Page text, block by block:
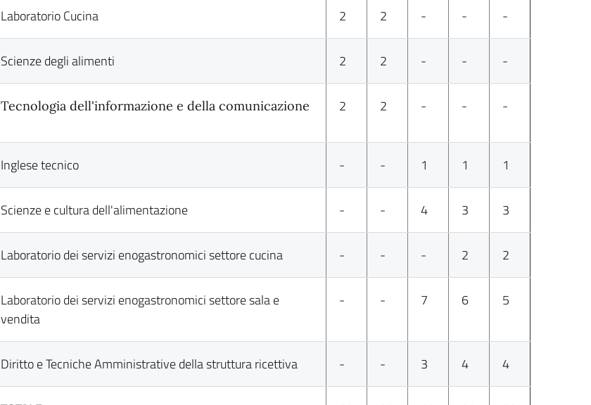
Laboratorio Cucina 2 2 - - -
Scienze degli alimenti 2 2 - - -
Tecnologia dell'informazione e della comunicazione 2 2 - - -
Inglese tecnico - - 1 1 1
Scienze e cultura dell'alimentazione - - 4 3 3
Laboratorio dei servizi enogastronomici settore cucina - - - 2 2
Laboratorio dei servizi enogastronomici settore sala e
vendita
- - 7 6 5
Diritto e Tecniche Amministrative della struttura ricettiva - - 3 4 4